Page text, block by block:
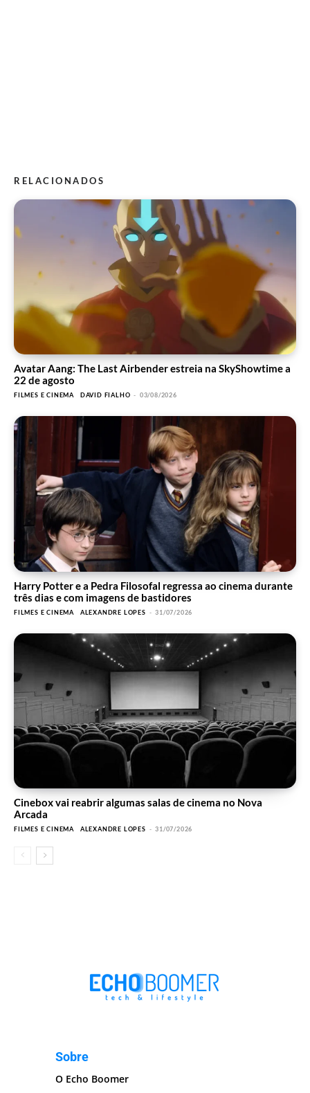
RELACIONADOS
Avatar Aang: The Last Airbender estreia na SkyShowtime a
22 de agosto
FILMES E CINEMA DAVID FIALHO - 03/08/2026
Harry Potter e a Pedra Filosofal regressa ao cinema durante
três dias e com imagens de bastidores
FILMES E CINEMA ALEXANDRE LOPES - 31/07/2026
Cinebox vai reabrir algumas salas de cinema no Nova
Arcada
FILMES E CINEMA ALEXANDRE LOPES - 31/07/2026
Sobre
O Echo Boomer